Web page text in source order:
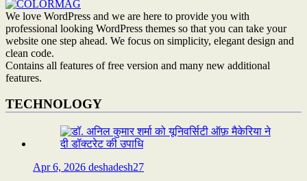
We love WordPress and we are here to provide you with
professional looking WordPress themes so that you can take your
website one step ahead. We focus on simplicity, elegant design and
clean code.
Contains all features of free version and many new additional
features.
TECHNOLOGY
Apr 6, 2026 deshadesh27